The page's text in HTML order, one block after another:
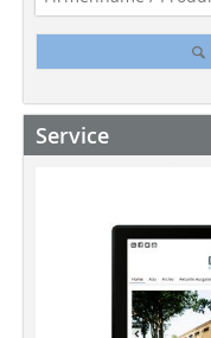
Service